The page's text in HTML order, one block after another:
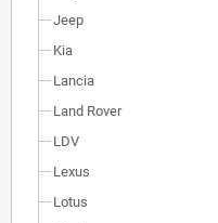
Jeep
Kia
Lancia
Land Rover
LDV
Lexus
Lotus